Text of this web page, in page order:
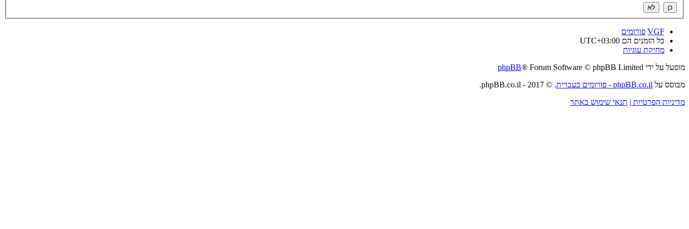
VGF פורומים
כל הזמנים הם UTC+03:00
מחיקת עוגיות
מופעל על ידי
phpBB® Forum Software © phpBB Limited
מבוסס על phpBB.co.il - פורומים בעברית
. © 2017 - phpBB.co.il.
מדיניות הפרטיות | תנאי שימוש באתר